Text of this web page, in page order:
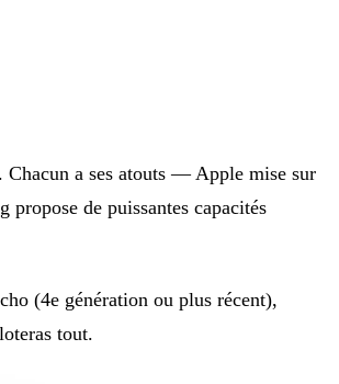
Chacun a ses atouts — Apple mise sur
de puissantes capacités
(4e génération ou plus récent),
tout.